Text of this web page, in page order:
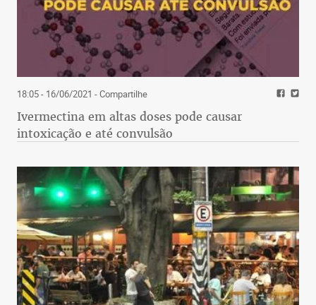
18:05 - 16/06/2021 - Compartilhe
Ivermectina em altas doses pode causar
intoxicação e até convulsão